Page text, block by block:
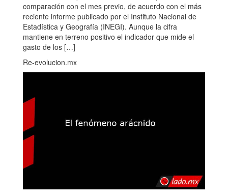
comparación con el mes previo, de acuerdo con el más
reciente informe publicado por el Instituto Nacional de
Estadística y Geografía (INEGI). Aunque la cifra
mantiene en terreno positivo el indicador que mide el
gasto de los […]
Re-evolucion.mx